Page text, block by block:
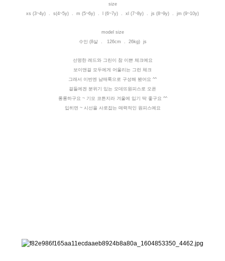
size
xs (3~4y) . s(4~5y) . m (5~6y) . l (6~7y) . xl (7~8y) . js (8~9y) . jm (9~10y)
model size
수인 (8살 . 126cm . 26kg) js
선명한 레드와 그린이 참 이쁜 체크예요
보이앤걸 모두에게 어울리는 그런 체크
그래서 이번엔 남매룩으로 구성해 봤어요 ^^
걸들에겐 분위기 있는 오데뜨원피스로 오픈
롱롱하구요 ~ 기모 코튼지라 겨울에 입기 딱 좋구요 ^^
입히면 ~ 시선을 사로잡는 매력적인 원피스예요